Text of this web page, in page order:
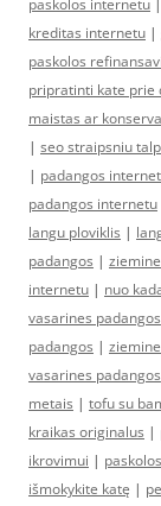
paskolos internetu
kreditas internetu |
paskolos
pripratinti kate prie
maistas ar
| seo straipsniu
| padangos
padangos internetu
langu ploviklis |
padangos |
internetu | nuo
vasarines padangos
padangos |
vasarines padangos
metais | tofu su
kraikas originalus |
ikrovimui |
išmokykite katę |